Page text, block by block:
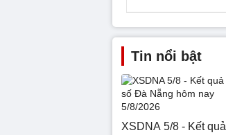
Tin nổi bật
XSDNA 5/8 - Kết quả